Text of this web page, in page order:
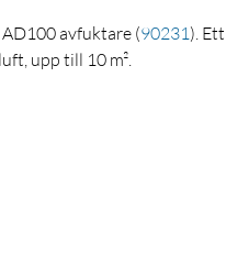
avfuktare (90231). Ett
upp till 10 m².